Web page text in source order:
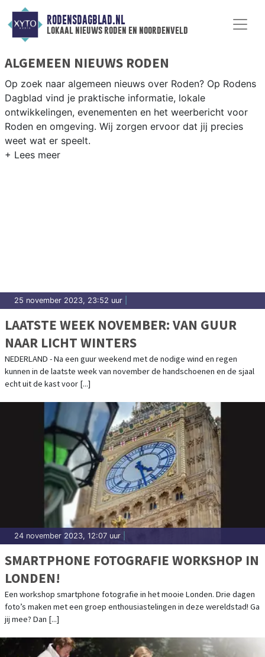
RODENSDAGBLAD.NL
lokaal nieuws roden en noordenveld
ALGEMEEN NIEUWS RODEN
Op zoek naar algemeen nieuws over Roden? Op Rodens
Dagblad vind je praktische informatie, lokale
ontwikkelingen, evenementen en het weerbericht voor
Roden en omgeving. Wij zorgen ervoor dat jij precies
weet wat er speelt.
25 november 2023, 23:52 uur
LAATSTE WEEK NOVEMBER: VAN GUUR
NAAR LICHT WINTERS
NEDERLAND - Na een guur weekend met de nodige wind en regen
kunnen in de laatste week van november de handschoenen en de sjaal
echt uit de kast voor [...]
24 november 2023, 12:07 uur
SMARTPHONE FOTOGRAFIE WORKSHOP IN
LONDEN!
Een workshop smartphone fotografie in het mooie Londen. Drie dagen
foto’s maken met een groep enthousiastelingen in deze wereldstad! Ga
jij mee? Dan [...]